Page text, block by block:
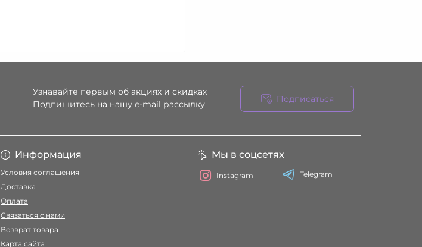
Узнавайте первым об акциях и скидках
Подпишитесь на нашу e-mail рассылку
Подписаться
Информация
Условия соглашения
Доставка
Оплата
Связаться с нами
Возврат товара
Карта сайта
Мы в соцсетях
Instagram Telegram